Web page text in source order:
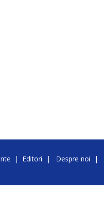
| Editori | Despre noi |